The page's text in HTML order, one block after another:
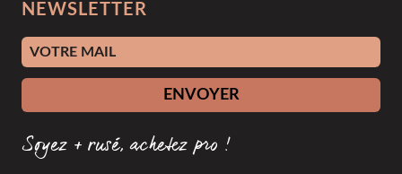
NEWSLETTER
Adresse e-mail
ENVOYER
Soyez + rusé, achetez pro !